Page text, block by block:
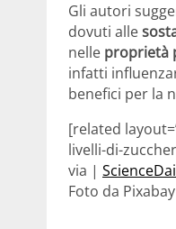
Gli autori
dovuti alle
nelle proprietà
infatti
benefici per la
[related
livelli-di-
via |
Foto da Pixabay